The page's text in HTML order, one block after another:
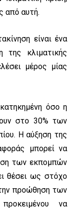
από αυτή.
είναι ένα
της κλιματικής
μέρος μίας
όσο η
στο 30% των
Η αύξηση της
μπορεί να
των εκπομπών
θέσει ως στόχο
προώθηση των
να